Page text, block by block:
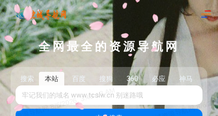
全网最全的资源导航网
搜索 本站 百度 搜狗 360 必应 神马 头